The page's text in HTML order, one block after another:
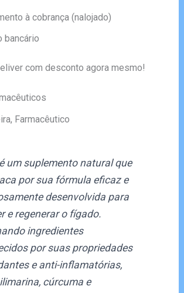
à cobrança (nalojado)
bancário
com desconto agora mesmo!
Farmacêutico
um suplemento natural que
por sua fórmula eficaz e
desenvolvida para
e regenerar o fígado.
ingredientes
por suas propriedades
e anti-inflamatórias,
cúrcuma e